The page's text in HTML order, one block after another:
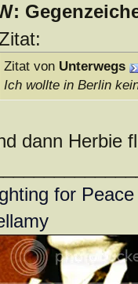
Zitat von Unterwegs
Ich wollte in Berlin
dann Herbie
for